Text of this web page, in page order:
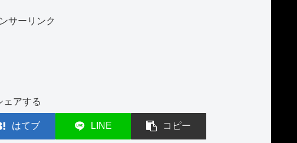
サーリンク
ェアする
はてブ LINE コピー